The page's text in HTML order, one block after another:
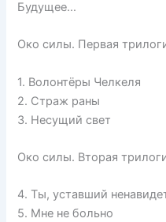
Будущее…
Око силы. Первая
1. Волонтёры Челкеля
2. Страж раны
3. Несущий свет
Око силы. Вторая
4. Ты, уставший
5. Мне не больно